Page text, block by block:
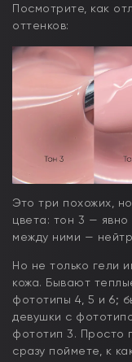
Посмотрите, как
оттенков:
Это три похожих,
цвета: тон 3 —
между ними —
Но не только гели
кожа. Бывают
фототипы 4, 5 и 6;
девушки с
фототип 3. Просто
сразу поймете, к